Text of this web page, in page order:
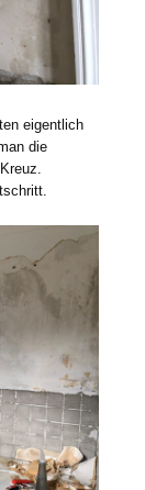
eigentlich
die